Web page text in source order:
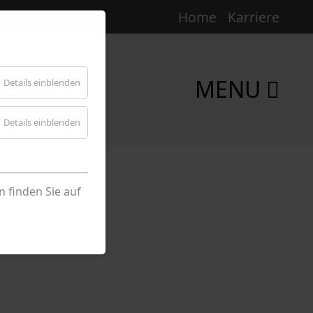
Home Karriere
MENU
Details einblenden
Details einblenden
finden Sie auf